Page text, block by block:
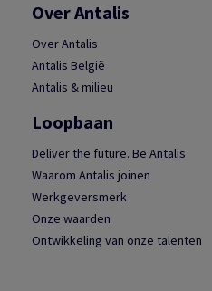
Over Antalis
Over Antalis
Antalis België
Antalis & milieu
Loopbaan
Deliver the future. Be Antalis
Waarom Antalis joinen
Werkgeversmerk
Onze waarden
Ontwikkeling van onze talenten